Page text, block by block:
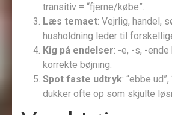
transitiv = “fjerne/købe”.
Læs temaet: Vejrlig, handel,
husholdning leder til
Kig på endelser: -e, -s, -
korrekte bøjning.
Spot faste udtryk: “ebbe
dukker ofte op som skjulte